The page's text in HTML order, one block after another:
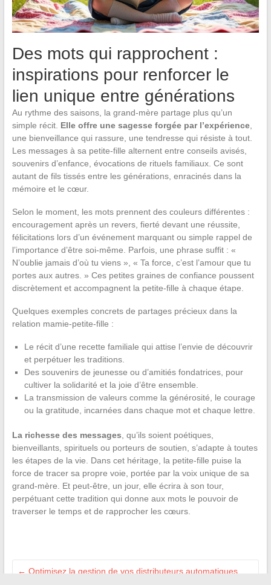
Des mots qui rapprochent :
inspirations pour renforcer le
lien unique entre générations
Au rythme des saisons, la grand-mère partage plus qu’un
simple récit. Elle offre une sagesse forgée par l’expérience,
une bienveillance qui rassure, une tendresse qui résiste à tout.
Les messages à sa petite-fille alternent entre conseils avisés,
souvenirs d’enfance, évocations de rituels familiaux. Ce sont
autant de fils tissés entre les générations, enracinés dans la
mémoire et le cœur.
Selon le moment, les mots prennent des couleurs différentes :
encouragement après un revers, fierté devant une réussite,
félicitations lors d’un événement marquant ou simple rappel de
l’importance d’être soi-même. Parfois, une phrase suffit : «
N’oublie jamais d’où tu viens », « Ta force, c’est l’amour que tu
portes aux autres. » Ces petites graines de confiance poussent
discrètement et accompagnent la petite-fille à chaque étape.
Quelques exemples concrets de partages précieux dans la
relation mamie-petite-fille :
Le récit d’une recette familiale qui attise l’envie de découvrir
et perpétuer les traditions.
Des souvenirs de jeunesse ou d’amitiés fondatrices, pour
cultiver la solidarité et la joie d’être ensemble.
La transmission de valeurs comme la générosité, le courage
ou la gratitude, incarnées dans chaque mot et chaque lettre.
La richesse des messages , qu’ils soient poétiques,
bienveillants, spirituels ou porteurs de soutien, s’adapte à toutes
les étapes de la vie. Dans cet héritage, la petite-fille puise la
force de tracer sa propre voie, portée par la voix unique de sa
grand-mère. Et peut-être, un jour, elle écrira à son tour,
perpétuant cette tradition qui donne aux mots le pouvoir de
traverser le temps et de rapprocher les cœurs.
← Optimisez la gestion de vos distributeurs automatiques